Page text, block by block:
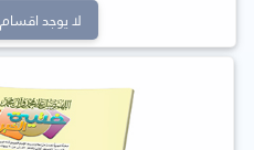
لا يوجد اقسام